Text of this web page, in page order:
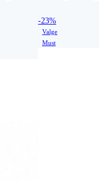
-23%
Valge
Must